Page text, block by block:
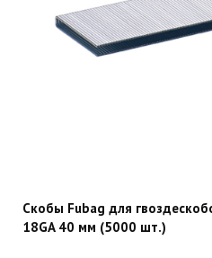
Скобы Fubag для
18GA 40 мм (5000 шт.)